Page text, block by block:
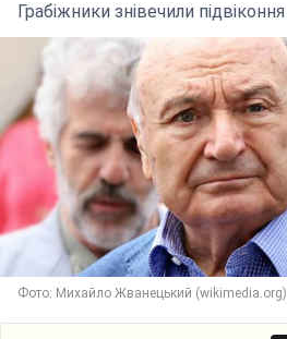
Грабіжники знівечили підвіконня
Фото: Михайло Жванецький (wikimedia.org)